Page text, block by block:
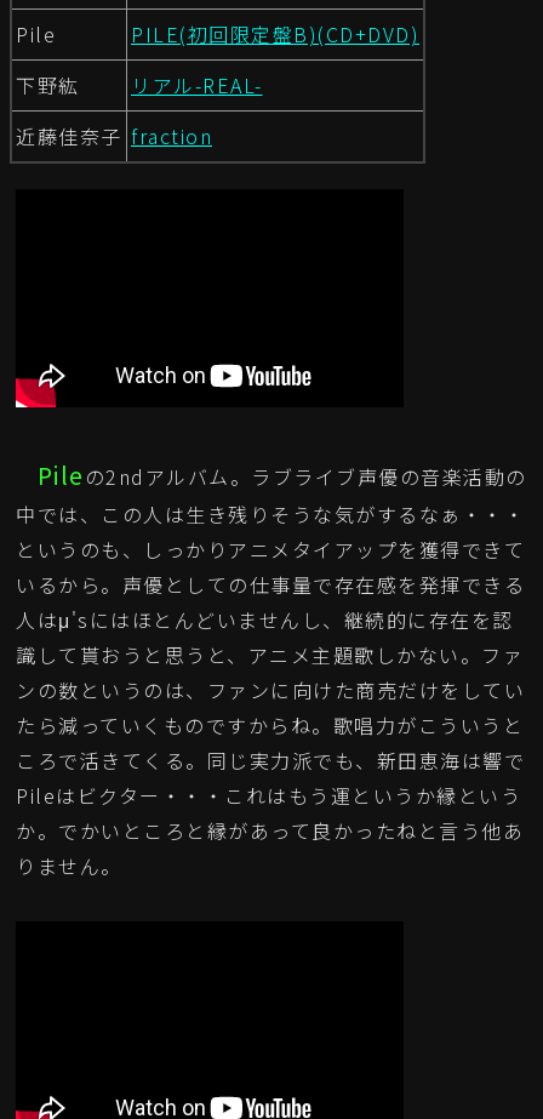
Pile
PILE(初回限定盤B)(CD+DVD)
下野紘
リアル-REAL-
近藤佳奈子 fraction
Pile の2ndアルバム。ラブライブ声優の音楽活動の
中では、この人は生き残りそうな気がするなぁ・・・
というのも、しっかりアニメタイアップを獲得できて
いるから。声優としての仕事量で存在感を発揮できる
人はμ'sにはほとんどいませんし、継続的に存在を認
識して貰おうと思うと、アニメ主題歌しかない。ファ
ンの数というのは、ファンに向けた商売だけをしてい
たら減っていくものですからね。歌唱力がこういうと
ころで活きてくる。同じ実力派でも、新田恵海は響で
Pileはビクター・・・これはもう運というか縁という
か。でかいところと縁があって良かったねと言う他あ
りません。